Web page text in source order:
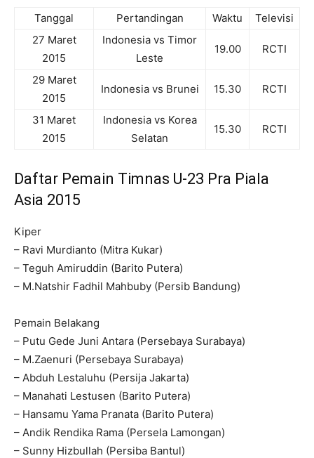
Tanggal Pertandingan Waktu
Televisi
27 Maret
2015
Indonesia vs Timor
Leste
19.00 RCTI
29 Maret
2015
Indonesia vs Brunei 15.30 RCTI
31 Maret
2015
Indonesia vs Korea
Selatan
15.30 RCTI
Daftar Pemain Timnas U-23 Pra Piala
Asia 2015
Kiper
– Ravi Murdianto (Mitra Kukar)
– Teguh Amiruddin (Barito Putera)
– M.Natshir Fadhil Mahbuby (Persib Bandung)
Pemain Belakang
– Putu Gede Juni Antara (Persebaya Surabaya)
– M.Zaenuri (Persebaya Surabaya)
– Abduh Lestaluhu (Persija Jakarta)
– Manahati Lestusen (Barito Putera)
– Hansamu Yama Pranata (Barito Putera)
– Andik Rendika Rama (Persela Lamongan)
– Sunny Hizbullah (Persiba Bantul)